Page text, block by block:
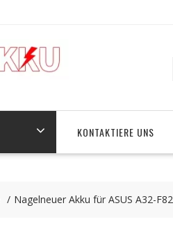
KONTAKTIERE UNS
Nagelneuer Akku für ASUS A32-F82